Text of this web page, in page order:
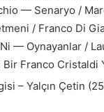
— Senaryo /
/ Franco Di
— Oynayanlar /
Franco Cristaldi
– Yalçın Çetin